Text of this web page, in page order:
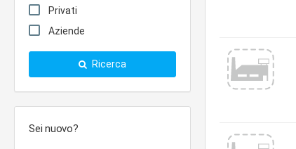
Privati
Aziende
Ricerca
Sei nuovo?